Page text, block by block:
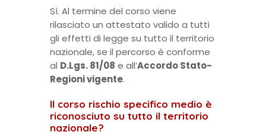
Sì. Al termine del corso viene
rilasciato un attestato valido a tutti
gli effetti di legge su tutto il territorio
nazionale, se il percorso è conforme
al D.Lgs. 81/08 e all’Accordo Stato-
Regioni vigente.
Il corso rischio specifico medio è
riconosciuto su tutto il territorio
nazionale?